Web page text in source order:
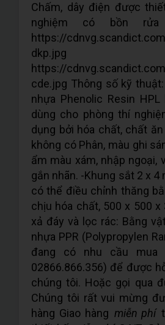
Chấm, dây điện được
nghiệm có bồn
https://
dkp.jpg
https://
cde.jpg Thông số kỹ
nhựa Phenolic Resin
dùng cho phòng thí
dụng bởi hóa chất, chất
không có Phân, màu ghi
ẩm màu xám, nhập ngoại,
gắn nhãn. -Khung sắt 2 x
có thể điều chỉnh thăng
chịu hóa chất, 500 x 500
xả đáy và lọc rác: Bằng
nhựa PPR (Polypropylen
đang có nhu cầu mua
02866.866.356) để được
chúng tôi. Hoặc gọi qua
Chúng tôi rất vui mừng
hàng Giao hàng miễn phí